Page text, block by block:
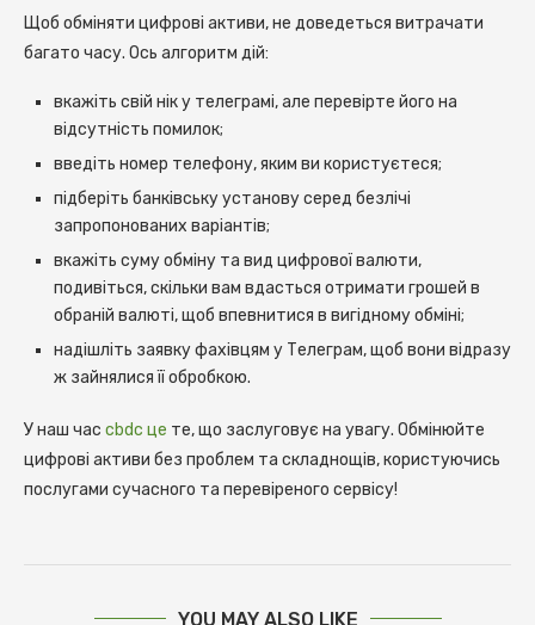
Щоб обміняти цифрові активи, не доведеться витрачати
багато часу. Ось алгоритм дій:
вкажіть свій нік у телеграмі, але перевірте його на
відсутність помилок;
введіть номер телефону, яким ви користуєтеся;
підберіть банківську установу серед безлічі
запропонованих варіантів;
вкажіть суму обміну та вид цифрової валюти,
подивіться, скільки вам вдасться отримати грошей в
обраній валюті, щоб впевнитися в вигідному обміні;
надішліть заявку фахівцям у Телеграм, щоб вони відразу
ж зайнялися її обробкою.
У наш час cbdc це те, що заслуговує на увагу. Обмінюйте
цифрові активи без проблем та складнощів, користуючись
послугами сучасного та перевіреного сервісу!
YOU MAY ALSO LIKE